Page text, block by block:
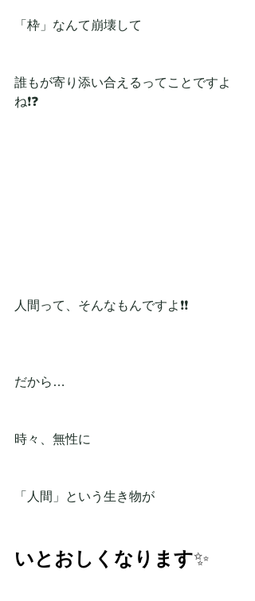
「枠」なんて崩壊して
誰もが寄り添い合えるってことですよ
ね❗❓
人間って、そんなもんですよ❗❗
だから…
時々、無性に
「人間」という生き物が
いとおしくなります✨